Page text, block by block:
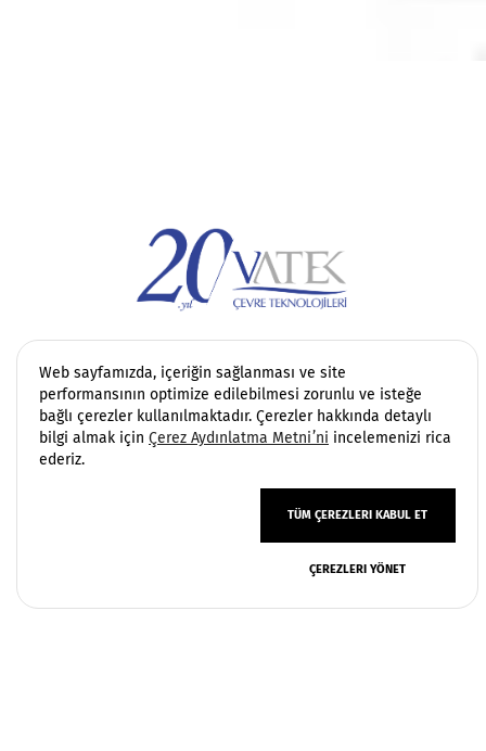
политика конфиденциальности
Условия эксплуатации
Web sayfamızda, içeriğin sağlanması ve site
performansının optimize edilebilmesi zorunlu ve isteğe
bağlı çerezler kullanılmaktadır. Çerezler hakkında detaylı
bilgi almak için Çerez Aydınlatma Metni’ni incelemenizi rica
ederiz.
TÜM ÇEREZLERI KABUL ET
ÇEREZLERI YÖNET